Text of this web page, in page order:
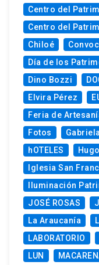
Centro del
Centro del
Chiloé
Día de los
Dino Bozzi
Elvira Pérez
Feria de
Fotos
hOTELES
Iglesia San
Iluminación
JOSÉ ROSAS
La Araucanía
LABORATORIO
LUN